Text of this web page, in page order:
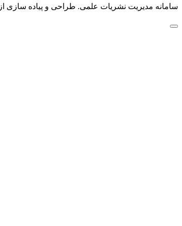
سامانه مدیریت نشریات علمی. طراحی و پیاده سازی از